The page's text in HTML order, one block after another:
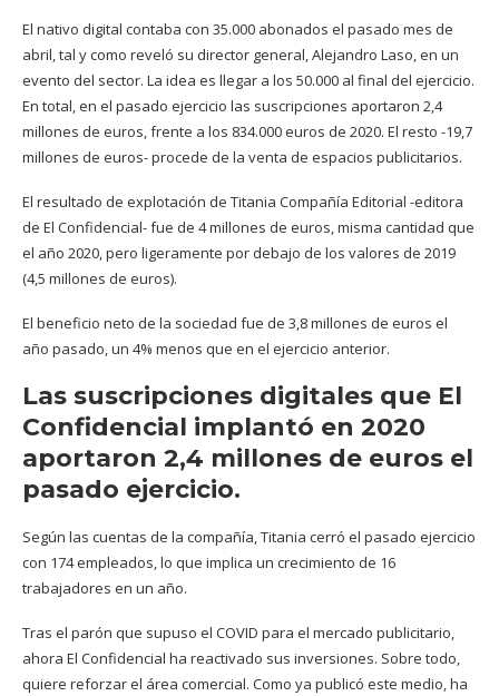
El nativo digital contaba con 35.000 abonados el pasado mes de
abril, tal y como reveló su director general, Alejandro Laso, en un
evento del sector. La idea es llegar a los 50.000 al final del ejercicio.
En total, en el pasado ejercicio las suscripciones aportaron 2,4
millones de euros, frente a los 834.000 euros de 2020. El resto -19,7
millones de euros- procede de la venta de espacios publicitarios.
El resultado de explotación de Titania Compañía Editorial -editora
de El Confidencial- fue de 4 millones de euros, misma cantidad que
el año 2020, pero ligeramente por debajo de los valores de 2019
(4,5 millones de euros).
El beneficio neto de la sociedad fue de 3,8 millones de euros el
año pasado, un 4% menos que en el ejercicio anterior.
Las suscripciones digitales que El
Confidencial implantó en 2020
aportaron 2,4 millones de euros el
pasado ejercicio.
Según las cuentas de la compañía, Titania cerró el pasado ejercicio
con 174 empleados, lo que implica un crecimiento de 16
trabajadores en un año.
Tras el parón que supuso el COVID para el mercado publicitario,
ahora El Confidencial ha reactivado sus inversiones. Sobre todo,
quiere reforzar el área comercial. Como ya publicó este medio, ha